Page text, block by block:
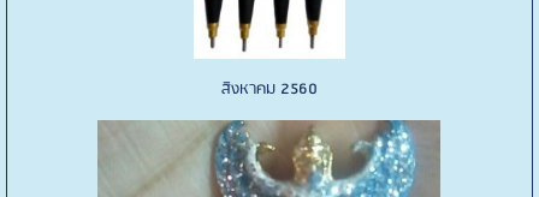
สิงหาคม 2560